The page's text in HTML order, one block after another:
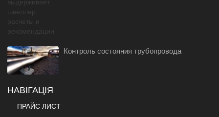
Контроль состояния трубопровода
НАВІГАЦІЯ
ПРАЙС ЛИСТ